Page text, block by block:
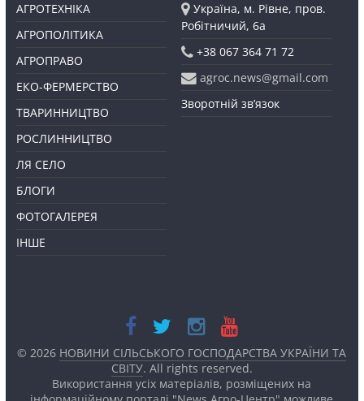
АГРОТЕХНІКА
АГРОПОЛІТИКА
АГРОПРАВО
ЕКО-ФЕРМЕРСТВО
ТВАРИННИЦТВО
РОСЛИННИЦТВО
ЛЯ СЕЛО
БЛОГИ
ФОТОГАЛЕРЕЯ
ІНШЕ
Україна, м. Рівне, пров.
Робітничий, 6а
+38 067 364 71 72
agroc.news@gmail.com
Зворотній зв’язок
© 2026 НОВИНИ СІЛЬСЬКОГО ГОСПОДАРСТВА УКРАЇНИ ТА
СВІТУ. All rights reserved.
Використання усіх матеріалів, розміщених на